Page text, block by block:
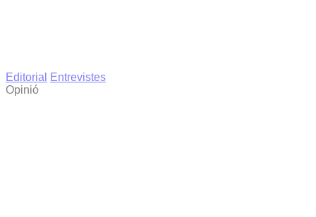
Editorial
Entrevistes
Opinió